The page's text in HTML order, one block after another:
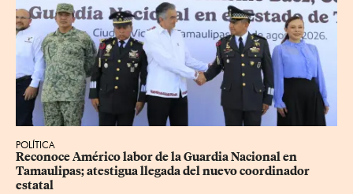
POLÍTICA
Reconoce Américo labor de la Guardia Nacional en
Tamaulipas; atestigua llegada del nuevo coordinador
estatal